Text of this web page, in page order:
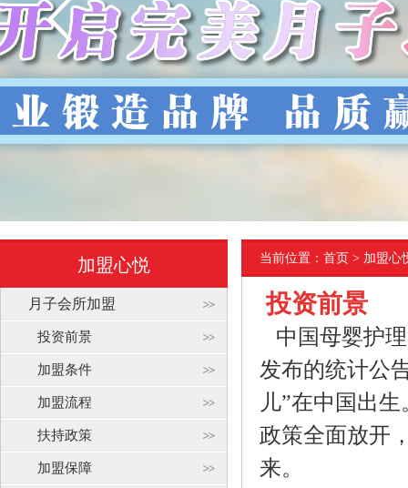
加盟心悦
月子会所加盟
投资前景
加盟条件
加盟流程
扶持政策
加盟保障
当前位置： 首页 > 加盟心
投资前景
中国母婴护
发布的统计公
儿”在中国出
政策全面放开
来。